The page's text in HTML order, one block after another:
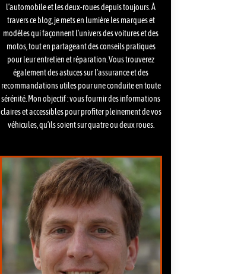
l’automobile et les deux-roues depuis toujours. À
travers ce blog, je mets en lumière les marques et
modèles qui façonnent l’univers des voitures et des
motos, tout en partageant des conseils pratiques
pour leur entretien et réparation. Vous trouverez
également des astuces sur l’assurance et des
recommandations utiles pour une conduite en toute
sérénité. Mon objectif : vous fournir des informations
claires et accessibles pour profiter pleinement de vos
véhicules, qu’ils soient sur quatre ou deux roues.